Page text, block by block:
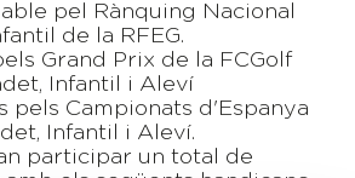
pel Rànquing Nacional
de la RFEG.
Grand Prix de la FCGolf
Infantil i Aleví
pels Campionats d'Espanya
Infantil i Aleví.
participar un total de